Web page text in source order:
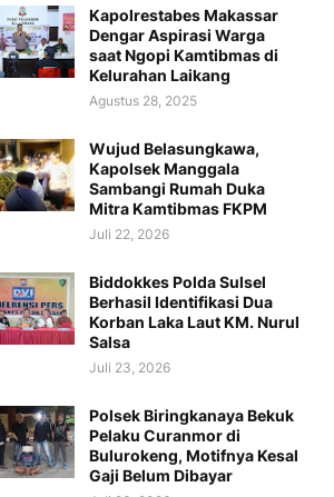
Kapolrestabes Makassar
Dengar Aspirasi Warga
saat Ngopi Kamtibmas di
Kelurahan Laikang
Agustus 28, 2025
Wujud Belasungkawa,
Kapolsek Manggala
Sambangi Rumah Duka
Mitra Kamtibmas FKPM
Juli 22, 2026
Biddokkes Polda Sulsel
Berhasil Identifikasi Dua
Korban Laka Laut KM. Nurul
Salsa
Juli 23, 2026
Polsek Biringkanaya Bekuk
Pelaku Curanmor di
Bulurokeng, Motifnya Kesal
Gaji Belum Dibayar